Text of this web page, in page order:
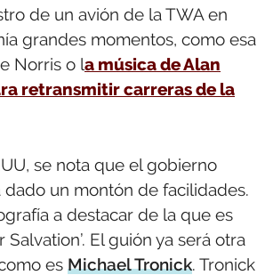
de un avión de la TWA en
grandes momentos, como esa
Norris o la música de Alan
retransmitir carreras de la
se nota que el gobierno
un montón de facilidades.
a destacar de la que es
El guión ya será otra
es Michael Tronick. Tronick